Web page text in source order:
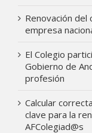
Renovación del
empresa
El Colegio
Gobierno de
profesión
Calcular
clave para la
AFColegiad@s